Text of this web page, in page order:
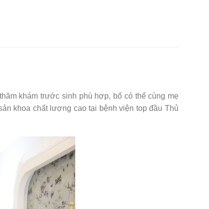
khám trước sinh phù hợp, bố có thể cùng mẹ
khoa chất lượng cao tại bệnh viện top đầu Thủ